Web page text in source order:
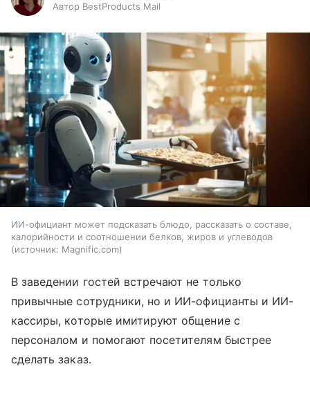
Автор BestProducts Mail
ИИ-официант может подсказать блюдо, рассказать о составе,
калорийности и соотношении белков, жиров и углеводов
источник: Magnific.com
В заведении гостей встречают не только
привычные сотрудники, но и ИИ-официанты и ИИ-
кассиры, которые имитируют общение с
персоналом и помогают посетителям быстрее
сделать заказ.